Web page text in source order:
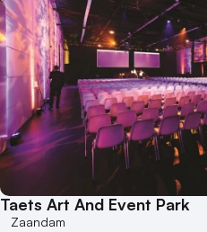
Taets Art And Event Park
Zaandam